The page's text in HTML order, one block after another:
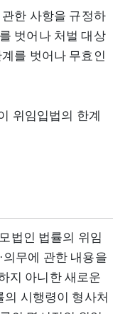
한 사항을 규정하
벗어나 처벌 대상
를 벗어나 무효인
위임입법의 한계
법인 법률의 위임
무에 관한 내용을
지 아니한 새로운
시행령이 형사처